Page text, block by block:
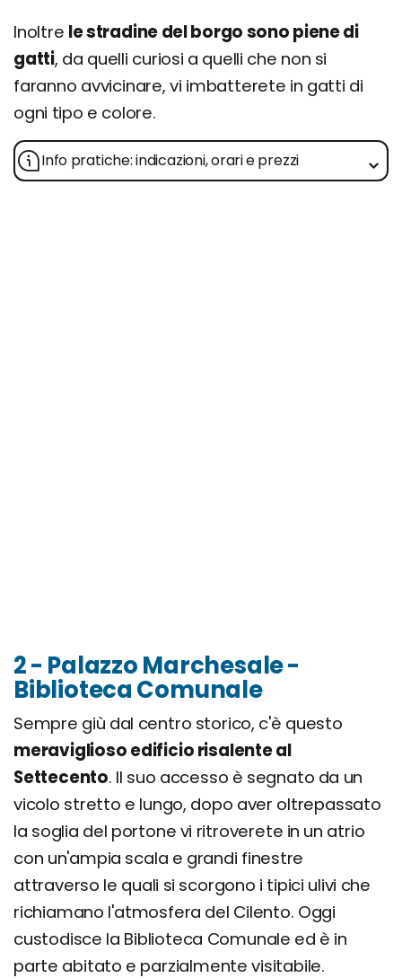
Inoltre le stradine del borgo sono piene di
gatti, da quelli curiosi a quelli che non si
faranno avvicinare, vi imbatterete in gatti di
ogni tipo e colore.
Info pratiche: indicazioni, orari e prezzi
2 - Palazzo Marchesale -
Biblioteca Comunale
Sempre giù dal centro storico, c'è questo
meraviglioso edificio risalente al
Settecento. Il suo accesso è segnato da un
vicolo stretto e lungo, dopo aver oltrepassato
la soglia del portone vi ritroverete in un atrio
con un'ampia scala e grandi finestre
attraverso le quali si scorgono i tipici ulivi che
richiamano l'atmosfera del Cilento. Oggi
custodisce la Biblioteca Comunale ed è in
parte abitato e parzialmente visitabile.